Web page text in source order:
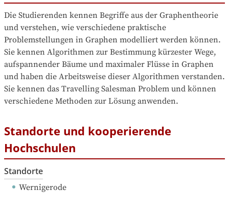
Die Studierenden kennen Begriffe aus der Graphentheorie
und verstehen, wie verschiedene praktische
Problemstellungen in Graphen modelliert werden können.
Sie kennen Algorithmen zur Bestimmung kürzester Wege,
aufspannender Bäume und maximaler Flüsse in Graphen
und haben die Arbeitsweise dieser Algorithmen verstanden.
Sie kennen das Travelling Salesman Problem und können
verschiedene Methoden zur Lösung anwenden.
Standorte und kooperierende
Hochschulen
Standorte
Wernigerode